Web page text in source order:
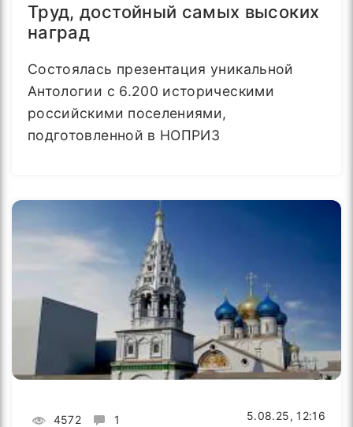
Труд, достойный самых высоких
наград
Состоялась презентация уникальной
Антологии с 6.200 историческими
российскими поселениями,
подготовленной в НОПРИЗ
4572 1 5.08.25, 12:16